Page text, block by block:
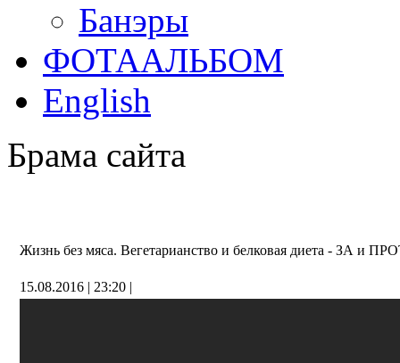
Банэры
ФОТААЛЬБОМ
English
Брама сайта
Жизнь без мяса. Вегетарианство и белковая диета - ЗА и
15.08.2016 | 23:20 |